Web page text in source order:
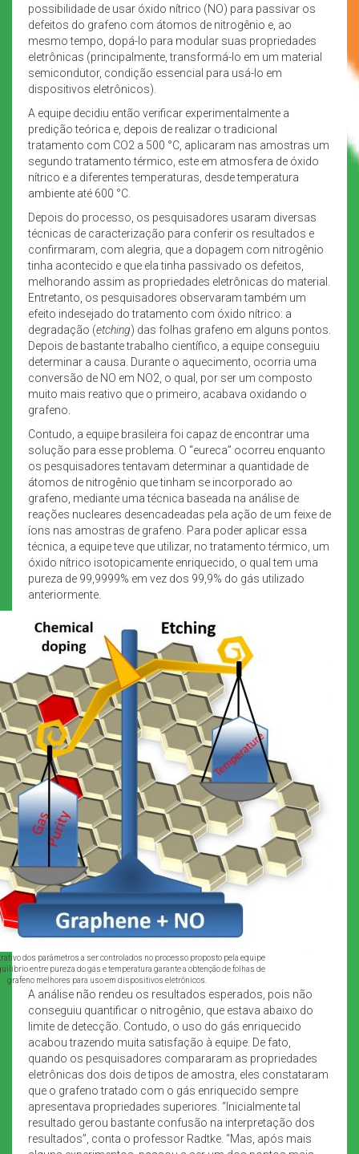
possibilidade de usar óxido nítrico (NO) para passivar os
defeitos do grafeno com átomos de nitrogênio e, ao
mesmo tempo, dopá-lo para modular suas propriedades
eletrônicas (principalmente, transformá-lo em um material
semicondutor, condição essencial para usá-lo em
dispositivos eletrônicos).
A equipe decidiu então verificar experimentalmente a
predição teórica e, depois de realizar o tradicional
tratamento com CO2 a 500 °C, aplicaram nas amostras um
segundo tratamento térmico, este em atmosfera de óxido
nítrico e a diferentes temperaturas, desde temperatura
ambiente até 600 °C.
Depois do processo, os pesquisadores usaram diversas
técnicas de caracterização para conferir os resultados e
confirmaram, com alegria, que a dopagem com nitrogênio
tinha acontecido e que ela tinha passivado os defeitos,
melhorando assim as propriedades eletrônicas do material.
Entretanto, os pesquisadores observaram também um
efeito indesejado do tratamento com óxido nítrico: a
degradação (etching) das folhas grafeno em alguns pontos.
Depois de bastante trabalho científico, a equipe conseguiu
determinar a causa. Durante o aquecimento, ocorria uma
conversão de NO em NO2, o qual, por ser um composto
muito mais reativo que o primeiro, acabava oxidando o
grafeno.
Contudo, a equipe brasileira foi capaz de encontrar uma
solução para esse problema. O “eureca” ocorreu enquanto
os pesquisadores tentavam determinar a quantidade de
átomos de nitrogênio que tinham se incorporado ao
grafeno, mediante uma técnica baseada na análise de
reações nucleares desencadeadas pela ação de um feixe de
íons nas amostras de grafeno. Para poder aplicar essa
técnica, a equipe teve que utilizar, no tratamento térmico, um
óxido nítrico isotopicamente enriquecido, o qual tem uma
pureza de 99,9999% em vez dos 99,9% do gás utilizado
anteriormente.
dos parâmetros a ser controlados no processo proposto pela equipe
entre pureza do gás e temperatura garante a obtenção de folhas de
grafeno melhores para uso em dispositivos eletrônicos.
A análise não rendeu os resultados esperados, pois não
conseguiu quantificar o nitrogênio, que estava abaixo do
limite de detecção. Contudo, o uso do gás enriquecido
acabou trazendo muita satisfação à equipe. De fato,
quando os pesquisadores compararam as propriedades
eletrônicas dos dois de tipos de amostra, eles constataram
que o grafeno tratado com o gás enriquecido sempre
apresentava propriedades superiores. “Inicialmente tal
resultado gerou bastante confusão na interpretação dos
resultados”, conta o professor Radtke. “Mas, após mais